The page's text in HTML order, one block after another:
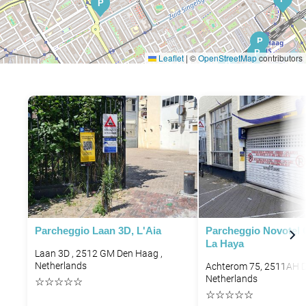
P
P
P
P
P
P
Leaflet | ©OpenStreetMapcontributors
Parcheggio Laan 3D, L'Aia
Laan 3D , 2512 GM Den Haag ,
Netherlands
☆☆☆☆☆
Parcheggio Novotel
La Haya
Achterom 75, 2511AH
Netherlands
☆☆☆☆☆